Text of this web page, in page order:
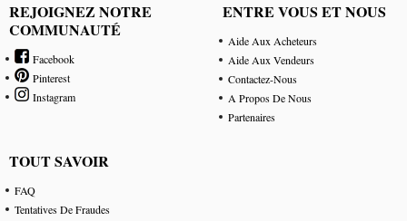
REJOIGNEZ NOTRE
COMMUNAUTÉ
Facebook
Pinterest
Instagram
ENTRE VOUS ET NOUS
Aide Aux Acheteurs
Aide Aux Vendeurs
Contactez-Nous
A Propos De Nous
Partenaires
TOUT SAVOIR
FAQ
Tentatives De Fraudes